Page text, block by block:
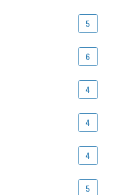
5
6
4
4
4
5